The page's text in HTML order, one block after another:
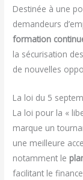
Destinée à une
demandeurs
formation
la sécurisation
de nouvelles
La loi du 5
La loi pour la «
marque un
une meilleure
notamment le
facilitant le